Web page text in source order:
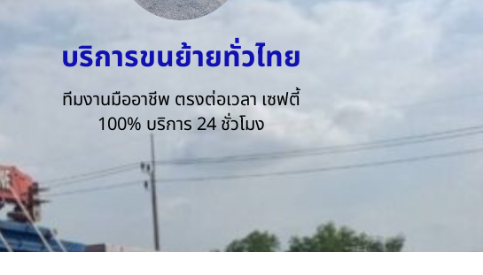
บริการขนย้ายทั่วไทย
ทีมงานมืออาชีพ ตรงต่อเวลา เซฟตี้
100% บริการ 24 ชั่วโมง